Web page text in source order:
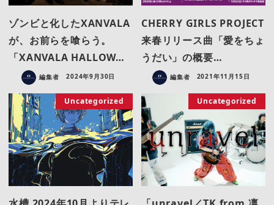
ゾンビと化したXANVALA
が、お前らを喰らう。
「XANVALA HALLOW…
編集者 2024年9月30日
CHERRY GIRLS PROJECT
来春リリース曲「愛をちょ
うだい」の概要…
編集者 2021年11月15日
Uncategorized Uncategorized